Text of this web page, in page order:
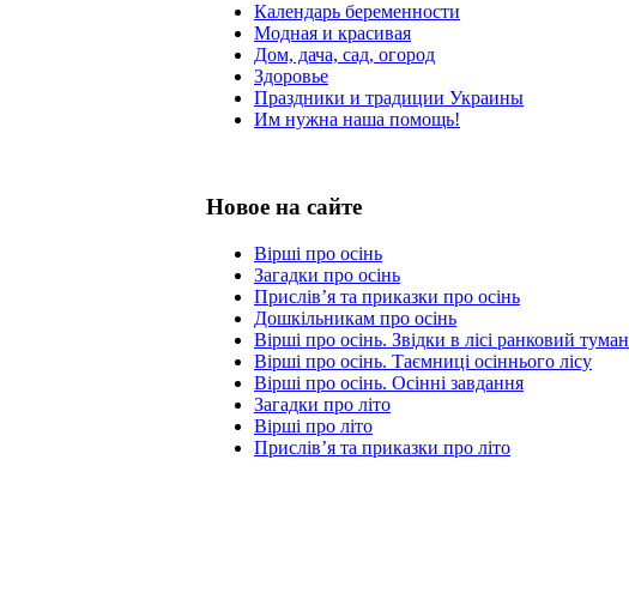
Календарь беременности
Модная и красивая
Дом, дача, сад, огород
Здоровье
Праздники и традиции Украины
Им нужна наша помощь!
Новое на сайте
Вірші про осінь
Загадки про осінь
Прислів’я та приказки про осінь
Дошкільникам про осінь
Вірші про осінь. Звідки в лісі ранковий туман
Вірші про осінь. Таємниці осіннього лісу
Вірші про осінь. Осінні завдання
Загадки про літо
Вірші про літо
Прислів’я та приказки про літо